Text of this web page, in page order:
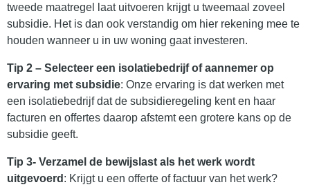
tweede maatregel laat uitvoeren krijgt u tweemaal zoveel
subsidie. Het is dan ook verstandig om hier rekening mee te
houden wanneer u in uw woning gaat investeren.
Tip 2 – Selecteer een isolatiebedrijf of aannemer op
ervaring met subsidie: Onze ervaring is dat werken met
een isolatiebedrijf dat de subsidieregeling kent en haar
facturen en offertes daarop afstemt een grotere kans op de
subsidie geeft.
Tip 3- Verzamel de bewijslast als het werk wordt
uitgevoerd : Krijgt u een offerte of factuur van het werk?